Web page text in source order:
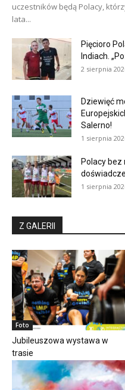
uczestników będą Polacy,
lata...
Pięcioro
Indiach.
2 sierpnia
Dziewięć
Salerno!
1 sierpnia
Polacy bez
1 sierpnia
Z GALERII
Foto
Jubileuszowa wystawa w
trasie